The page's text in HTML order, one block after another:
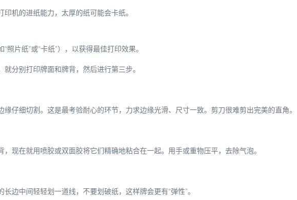
印机的进纸能力，太厚的纸可能会卡纸。
照片纸”或“卡纸”），以获得最佳打印效果。
分别打印牌面和牌背，然后进行第三步。
仔细切割。这是最考验耐心的环节，力求边缘光滑、尺寸一致。剪刀很难剪出完美的直角。
现在就用喷胶或双面胶将它们精确地粘合在一起。用手或重物压平，去除气泡。
边中间轻轻划一道线，不要划破纸，这样牌会更有“弹性”。